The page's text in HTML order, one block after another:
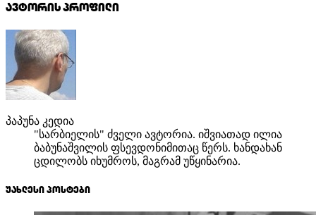
ავტორის პროფილი
პაპუნა კედია
"სარბიელის" ძველი ავტორია. იშვიათად ილია
ბაბუნაშვილის ფსევდონიმითაც წერს. ხანდახან
ცდილობს იხუმროს, მაგრამ უწყინარია.
უახლესი პოსტები